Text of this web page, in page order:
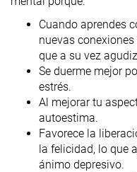
Cuando aprendes
nuevas
que a su vez
Se duerme mejor
estrés.
Al mejorar tu
autoestima.
Favorece la
la felicidad, lo que
ánimo depresivo.